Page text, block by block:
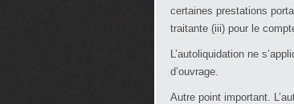
certaines prestations
traitante (iii) pour le
L’autoliquidation ne
d’ouvrage.
Autre point important.